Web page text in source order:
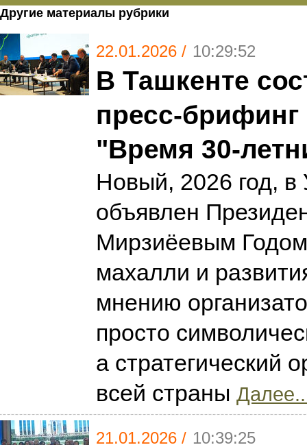
Другие материалы рубрики
22.01.2026 / 10:29:52
В Ташкенте
пресс-
"Время 30-
Новый, 2026 год, в
объявлен
Мирзиёевым
махалли и
мнению
просто
а стратегический
всей страны
21.01.2026 / 10:39:25